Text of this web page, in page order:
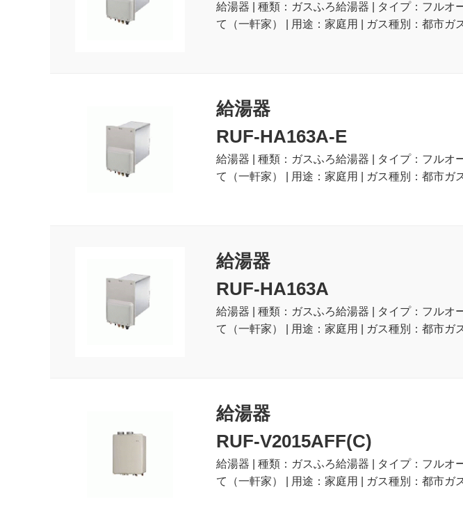
給湯器 | 種類：ガスふろ給湯器 | タイプ：フルオ
て（一軒家） | 用途：家庭用 | ガス種別：都市ガ
給湯器
RUF-HA163A-E
給湯器 | 種類：ガスふろ給湯器 | タイプ：フルオ
て（一軒家） | 用途：家庭用 | ガス種別：都市ガ
給湯器
RUF-HA163A
給湯器 | 種類：ガスふろ給湯器 | タイプ：フルオ
て（一軒家） | 用途：家庭用 | ガス種別：都市ガ
給湯器
RUF-V2015AFF(C)
給湯器 | 種類：ガスふろ給湯器 | タイプ：フルオ
て（一軒家） | 用途：家庭用 | ガス種別：都市ガ